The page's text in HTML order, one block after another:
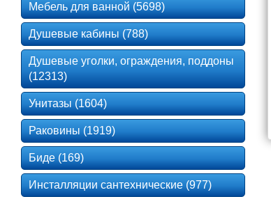
Мебель для ванной (5698)
Душевые кабины (788)
Душевые уголки, ограждения, поддоны
(12313)
Унитазы (1604)
Раковины (1919)
Биде (169)
Инсталляции сантехнические (977)